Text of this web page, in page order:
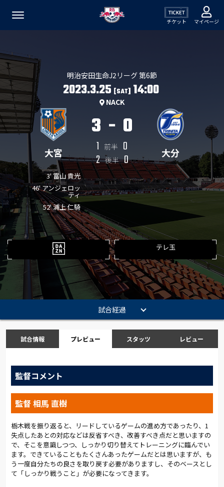
チケット マイページ
明治安田生命J2リーグ 第6節
2023.3.25 [SAT]14:00
NACK
大宮
3' 富山 貴光
46' アンジェロッ
ティ
52' 浦上 仁騎
3 - 0
1 前半 0
2 後半 0 大分
テレ玉
試合経過
試合情報 プレビュー スタッツ レビュー
監督コメント
監督 相馬 直樹
栃木戦を振り返ると、リードしているゲームの進め方であったり、1
失点したあとの対応などは反省すべき、改善すべき点だと思いますの
で、そこを意識しつつ、しっかり切り替えてトレーニングに臨んでい
ます。できていることもたくさんあったゲームだとは思いますが、も
う一度自分たちの良さを取り戻す必要がありますし、そのベースとし
て「しっかり戦うこと」が必要になってきます。